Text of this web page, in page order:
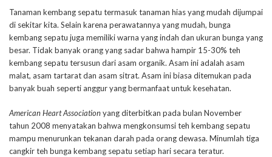
Tanaman kembang sepatu termasuk tanaman hias yang mudah dijumpai
di sekitar kita. Selain karena perawatannya yang mudah, bunga
kembang sepatu juga memiliki warna yang indah dan ukuran bunga yang
besar. Tidak banyak orang yang sadar bahwa hampir 15-30% teh
kembang sepatu tersusun dari asam organik. Asam ini adalah asam
malat, asam tartarat dan asam sitrat. Asam ini biasa ditemukan pada
banyak buah seperti anggur yang bermanfaat untuk kesehatan.
American Heart Associationyang diterbitkan pada bulan November
tahun 2008 menyatakan bahwa mengkonsumsi teh kembang sepatu
mampu menurunkan tekanan darah pada orang dewasa. Minumlah tiga
cangkir teh bunga kembang sepatu setiap hari secara teratur.